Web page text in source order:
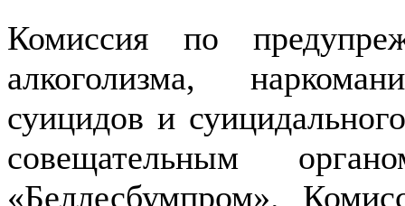
Комиссия по
алкоголизма,
суицидов и
совещательным
«Беллесбумпром».